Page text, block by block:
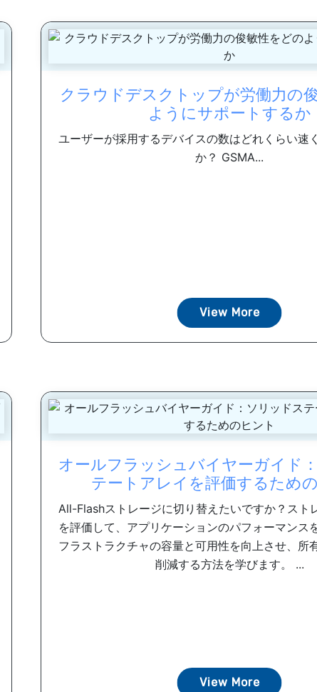
クラウドデスクトップが労働力の
ようにサポートするか
ユーザーが採用するデバイスの数はどれくらい速
か？ GSMA...
View More
オールフラッシュバイヤーガイド
テートアレイを評価するため
All-Flashストレージに切り替えたいですか？スト
を評価して、アプリケーションのパフォーマンス
フラストラクチャの容量と可用性を向上させ、所
削減する方法を学びます。 ...
View More